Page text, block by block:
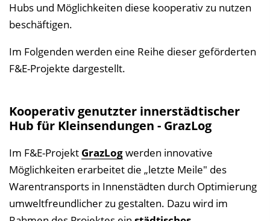
Hubs und Möglichkeiten diese kooperativ zu nutzen
beschäftigen.
Im Folgenden werden eine Reihe dieser geförderten
F&E-Projekte dargestellt.
Kooperativ genutzter innerstädtischer
Hub für Kleinsendungen - GrazLog
Im F&E-Projekt GrazLogwerden innovative
Möglichkeiten erarbeitet die „letzte Meile" des
Warentransports in Innenstädten durch Optimierung
umweltfreundlicher zu gestalten. Dazu wird im